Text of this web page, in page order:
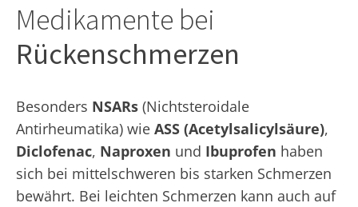
Medikamente bei
Rückenschmerzen
Besonders NSARs (Nichtsteroidale
Antirheumatika) wie ASS (Acetylsalicylsäure),
Diclofenac, Naproxen und Ibuprofen haben
sich bei mittelschweren bis starken Schmerzen
bewährt. Bei leichten Schmerzen kann auch auf